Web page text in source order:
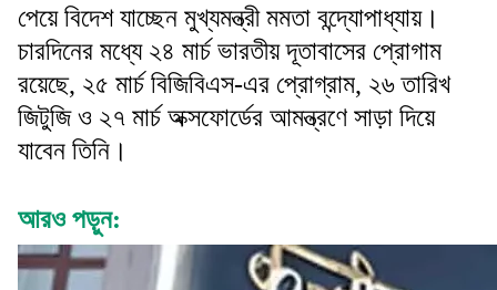
পেয়ে বিদেশ যাচ্ছেন মুখ্যমন্ত্রী মমতা বন্দ্যোপাধ্যায়।
চারদিনের মধ্যে ২৪ মার্চ ভারতীয় দূতাবাসের প্রোগাম
রয়েছে, ২৫ মার্চ বিজিবিএস-এর প্রোগ্রাম, ২৬ তারিখ
জিটুজি ও ২৭ মার্চ অক্সফোর্ডের আমন্ত্রণে সাড়া দিয়ে
যাবেন তিনি।
আরও পড়ুন: